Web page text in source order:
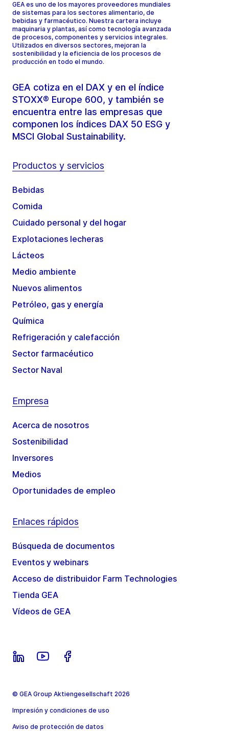
GEA es uno de los mayores proveedores mundiales
de sistemas para los sectores alimentario, de
bebidas y farmacéutico. Nuestra cartera incluye
maquinaria y plantas, así como tecnología avanzada
de procesos, componentes y servicios integrales.
Utilizados en diversos sectores, mejoran la
sostenibilidad y la eficiencia de los procesos de
producción en todo el mundo.
GEA cotiza en el DAX y en el índice
STOXX® Europe 600, y también se
encuentra entre las empresas que
componen los índices DAX 50 ESG y
MSCI Global Sustainability.
Productos y servicios
Bebidas
Comida
Cuidado personal y del hogar
Explotaciones lecheras
Lácteos
Medio ambiente
Nuevos alimentos
Petróleo, gas y energía
Química
Refrigeración y calefacción
Sector farmacéutico
Sector Naval
Empresa
Acerca de nosotros
Sostenibilidad
Inversores
Medios
Oportunidades de empleo
Enlaces rápidos
Búsqueda de documentos
Eventos y webinars
Acceso de distribuidor Farm Technologies
Tienda GEA
Vídeos de GEA
© GEA Group Aktiengesellschaft 2026
Impresión y condiciones de uso
Aviso de protección de datos